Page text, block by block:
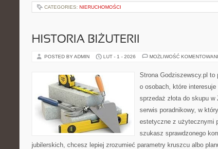
CATEGORIES: NIERUCHOMOŚCI
HISTORIA BIŻUTERII
POSTED BY ADMIN LUT - 1 - 2026 MOŻLIWOŚĆ
Strona Godziszewscy.pl
o osobach, które
sprzedaż złota do skupu
serwis poradnikowy, w
estetyczne z użytecznymi
szukasz sprawdzonego
jubilerskich, chcesz lepiej zrozumieć parametry kruszcu albo